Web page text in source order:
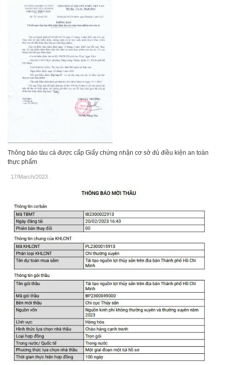
Thông báo tàu cá được cấp Giấy chứng nhận cơ sở đủ điều kiện an toàn
thực phẩm
17/March/2023